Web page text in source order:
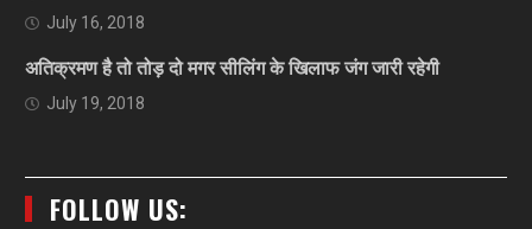
July 16, 2018
अतिक्रमण है तो तोड़ दो मगर सीलिंग के खिलाफ जंग जारी रहेगी
July 19, 2018
FOLLOW US: